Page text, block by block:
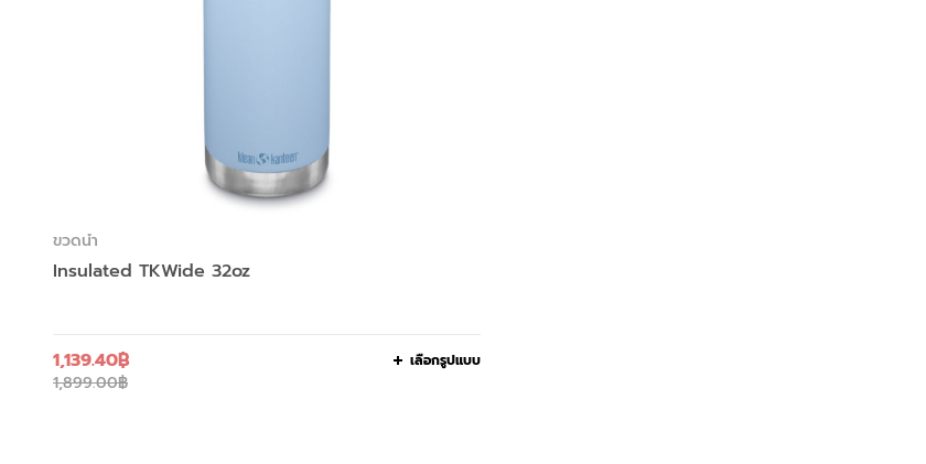
ขวดน้ำ
Insulated TKWide 32oz
1,899.00฿
1,139.40฿ เลือกรูปแบบ